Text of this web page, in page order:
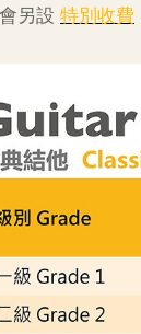
另設 特別收費